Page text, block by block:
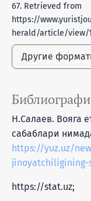
67. Retrieved from
https://
herald/article/view/
Другие
Н.Салаев. Вояга
сабаблари
https://yuz.uz/
https://stat.uz;